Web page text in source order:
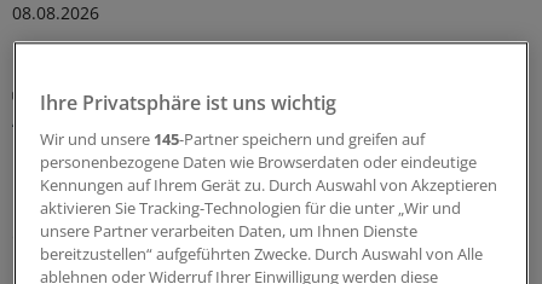
08.08.2026
G-BA / Innovationsfonds
App-basiertes Monitoring hilft Frauen mit
metastasiertem Brustkrebs
Der Innovationsausschuss beim Gemeinsamen
Bundesausschuss empfiehlt das Projekt „PRO B“ für
einen Transfer in die Regelversorgung. Drei
Krankenkassen wollen dies schon vorher anbieten.
Ihre Privatsphäre ist uns wichtig
Wir und unsere 145-Partner speichern und greifen auf
personenbezogene Daten wie Browserdaten oder eindeutige
Kennungen auf Ihrem Gerät zu. Durch Auswahl von Akzeptieren
aktivieren Sie Tracking-Technologien für die unter „Wir und
unsere Partner verarbeiten Daten, um Ihnen Dienste
bereitzustellen“ aufgeführten Zwecke. Durch Auswahl von Alle
ablehnen oder Widerruf Ihrer Einwilligung werden diese